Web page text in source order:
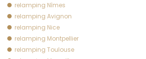
relamping Nîmes
relamping Avignon
relamping Nice
relamping Montpellier
relamping Toulouse